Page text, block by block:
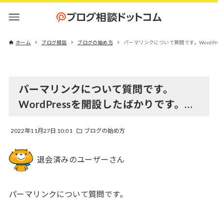
ホーム ブログ相談 ブログの始め方 パーマリンクについて質問です。
パーマリンクについて質問です。
WordPressを開設したばかりです。…
2022年11月27日 10:01 ブログの始め方
退会済みのユーザーさん
パーマリンクについて質問です。